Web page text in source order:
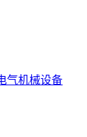
气机械设备